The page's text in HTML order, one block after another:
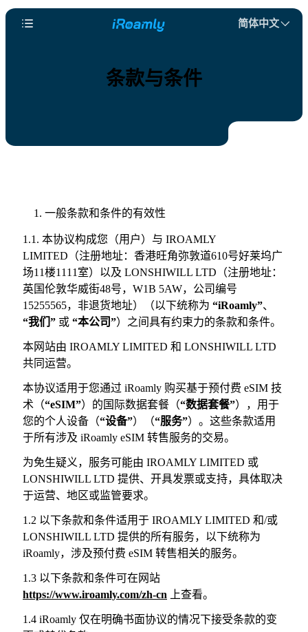
简体中文
条款与条件
一般条款和条件的有效性
1.1. 本协议构成您（用户）与 IROAMLY
LIMITED（注册地址：香港旺角弥敦道610号好莱坞广
场11楼1111室）以及 LONSHIWILL LTD（注册地址：
英国伦敦华威街48号，W1B 5AW，公司编号
15255565，非退货地址）（以下统称为 “iRoamly”、
“我们” 或 “本公司”）之间具有约束力的条款和条件。
本网站由 IROAMLY LIMITED 和 LONSHIWILL LTD
共同运营。
本协议适用于您通过 iRoamly 购买基于预付费 eSIM 技
术（“eSIM”）的国际数据套餐（“数据套餐”），用于
您的个人设备（“设备”）（“服务”）。这些条款适用
于所有涉及 iRoamly eSIM 转售服务的交易。
为免生疑义，服务可能由 IROAMLY LIMITED 或
LONSHIWILL LTD 提供、开具发票或支持，具体取决
于运营、地区或监管要求。
1.2 以下条款和条件适用于 IROAMLY LIMITED 和/或
LONSHIWILL LTD 提供的所有服务，以下统称为
iRoamly，涉及预付费 eSIM 转售相关的服务。
1.3 以下条款和条件可在网站
https://www.iroamly.com/zh-cn 上查看。
1.4 iRoamly 仅在明确书面协议的情况下接受条款的变